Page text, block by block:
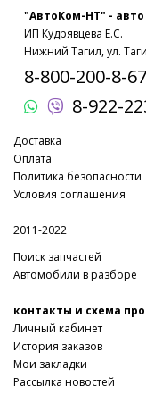
"АвтоКом-НТ" -
ИП Кудрявцева Е.С.
Нижний Тагил, ул.
8-800-200-8-
8-922-
Доставка
Оплата
Политика безопасности
Условия соглашения
2011-2022
Поиск запчастей
Автомобили в разборе
контакты и схема
Личный кабинет
История заказов
Мои закладки
Рассылка новостей